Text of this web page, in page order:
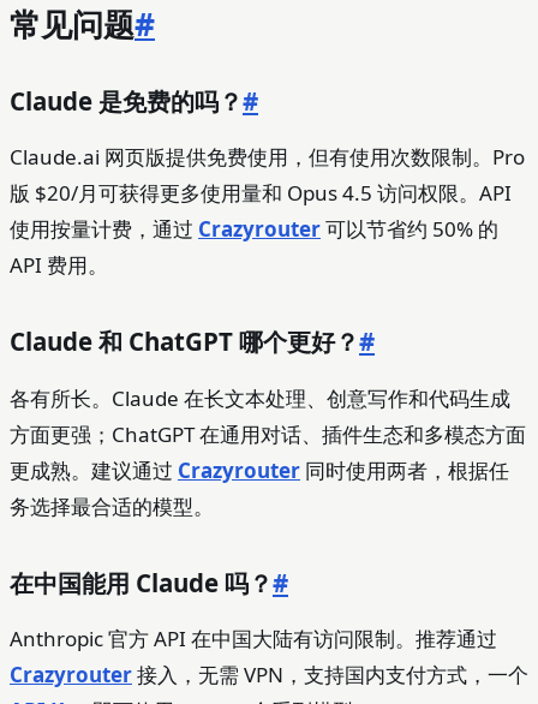
常见问题#
Claude 是免费的吗？#
Claude.ai 网页版提供免费使用，但有使用次数限制。Pro
版 $20/月可获得更多使用量和 Opus 4.5 访问权限。API
使用按量计费，通过 Crazyrouter可以节省约 50% 的
API 费用。
Claude 和 ChatGPT 哪个更好？#
各有所长。Claude 在长文本处理、创意写作和代码生成
方面更强；ChatGPT 在通用对话、插件生态和多模态方面
更成熟。建议通过 Crazyrouter 同时使用两者，根据任
务选择最合适的模型。
在中国能用 Claude 吗？#
Anthropic 官方 API 在中国大陆有访问限制。推荐通过
Crazyrouter接入，无需 VPN，支持国内支付方式，一个